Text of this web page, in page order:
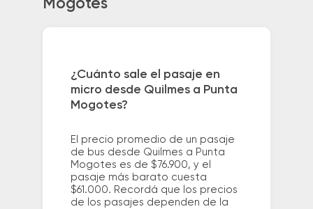
Mogotes
¿Cuánto sale el pasaje en
micro desde Quilmes a Punta
Mogotes?
El precio promedio de un pasaje
de bus desde Quilmes a Punta
Mogotes es de $76.900, y el
pasaje más barato cuesta
$61.000. Recordá que los precios
de los pasajes dependen de la